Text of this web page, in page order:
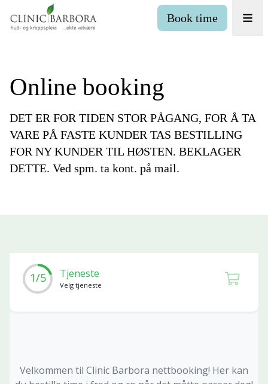
Book time
Online booking
DET ER FOR TIDEN STOR PÅGANG, FOR Å TA
VARE PÅ FASTE KUNDER TAS BESTILLING
FOR NY KUNDER TIL HØSTEN. BEKLAGER
DETTE. Ved spm. ta kont. på mail.